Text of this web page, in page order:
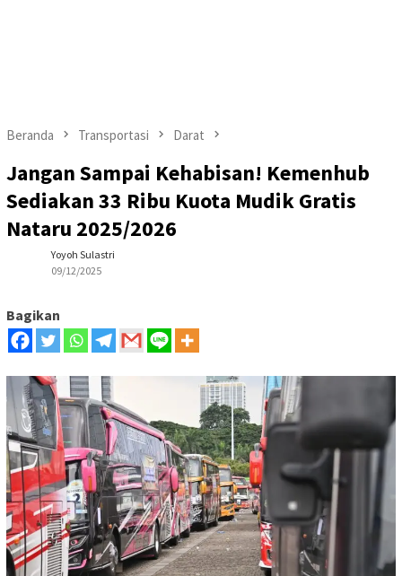
Beranda Transportasi Darat
Jangan Sampai Kehabisan! Kemenhub
Sediakan 33 Ribu Kuota Mudik Gratis
Nataru 2025/2026
Yoyoh Sulastri
09/12/2025
Bagikan